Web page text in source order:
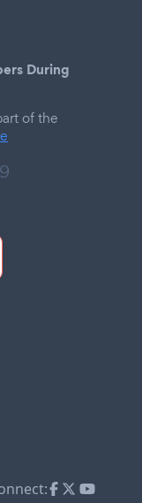
During
of the